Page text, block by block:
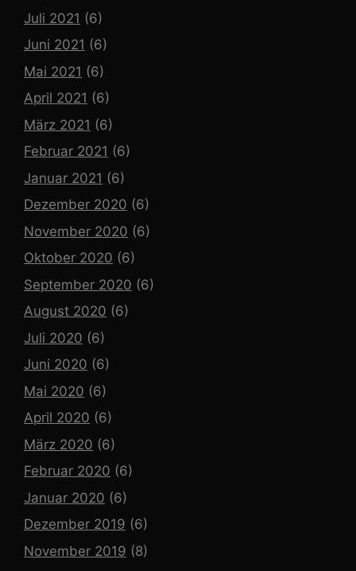
Juli 2021 (6)
Juni 2021 (6)
Mai 2021 (6)
April 2021 (6)
März 2021 (6)
Februar 2021 (6)
Januar 2021 (6)
Dezember 2020 (6)
November 2020 (6)
Oktober 2020 (6)
September 2020 (6)
August 2020 (6)
Juli 2020 (6)
Juni 2020 (6)
Mai 2020 (6)
April 2020 (6)
März 2020 (6)
Februar 2020 (6)
Januar 2020 (6)
Dezember 2019 (6)
November 2019 (8)